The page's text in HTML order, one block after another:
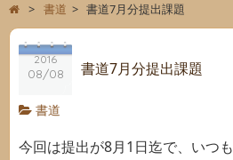
> 書道 > 書道7月分提出課題
2016
08/08 書道7月分提出課題
書道
今回は提出が8月1日迄で、いつ